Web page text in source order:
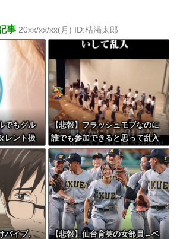
事 20xx/xx/xx(月) ID:枯渇太郎
でもグル
レント扱
【悲報】フラッシュモブなのに
誰でも参加できると思って乱入
した結果ｗｗｗｗｗｗｗｗｗｗ
バイブ、
【悲報】仙台育英の女部員←ベ